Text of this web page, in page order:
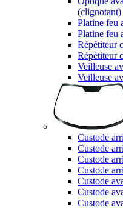
(clignotant)
Platine feu
Platine feu
Répétiteur
Répétiteur
Veilleuse
Veilleuse
Custode
Custode
Custode
Custode
Custode
Custode
Custode